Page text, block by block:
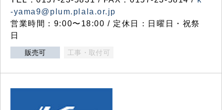
-yama9@plum.plala.or.jp
営業時間：9:00〜18:00 / 定休日：日曜日・祝祭
日
販売可 工事・取付可